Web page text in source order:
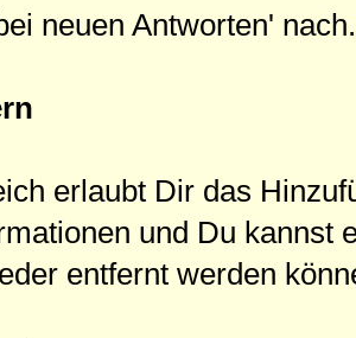
neuen Antworten' nach.
erlaubt Dir das
und Du kannst
entfernt werden